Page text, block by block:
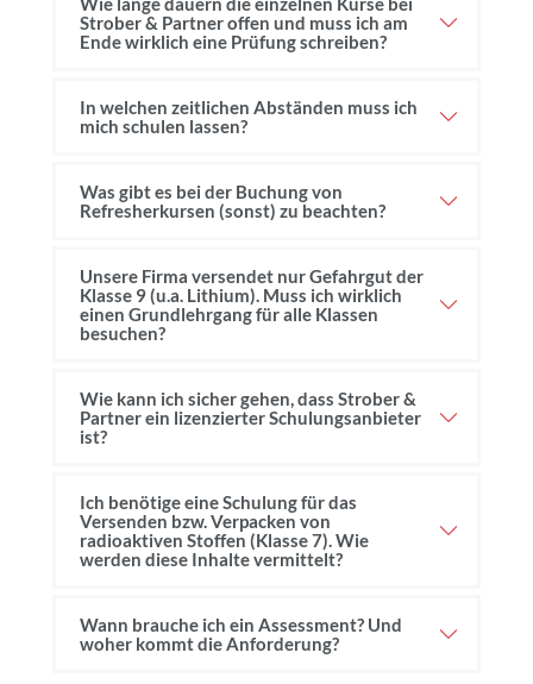
Strober & Partner offen und muss ich am
Ende wirklich eine Prüfung schreiben?
In welchen zeitlichen Abständen muss ich
mich schulen lassen?
Was gibt es bei der Buchung von
Refresherkursen (sonst) zu beachten?
Unsere Firma versendet nur Gefahrgut der
Klasse 9 (u.a. Lithium). Muss ich wirklich
einen Grundlehrgang für alle Klassen
besuchen?
Wie kann ich sicher gehen, dass Strober &
Partner ein lizenzierter Schulungsanbieter
ist?
Ich benötige eine Schulung für das
Versenden bzw. Verpacken von
radioaktiven Stoffen (Klasse 7). Wie
werden diese Inhalte vermittelt?
Wann brauche ich ein Assessment? Und
woher kommt die Anforderung?